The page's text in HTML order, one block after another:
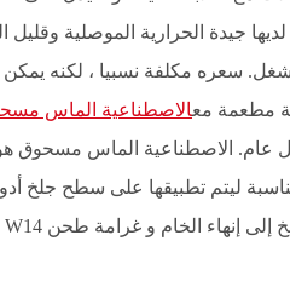
جيدة الحرارية الموصلية
سعره مكلفة نسبيا ، لكنه
مطعمة معالاصطناعية الماس
عام. الاصطناعية الماس مسحوق
ليتم تطبيقها على سطح جلخ